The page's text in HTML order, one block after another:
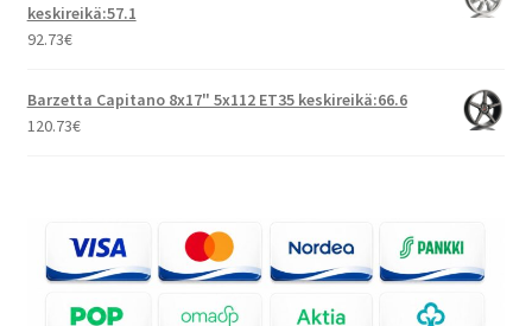
keskireikä:57.1
92.73€
Barzetta Capitano 8x17" 5x112 ET35 keskireikä:66.6
120.73€